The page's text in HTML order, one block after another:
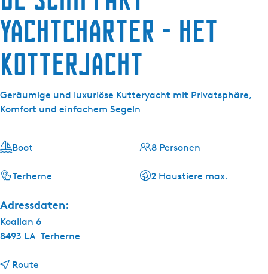
Yachtcharter - Het
Kotterjacht
Geräumige und luxuriöse Kutteryacht mit Privatsphäre,
Komfort und einfachem Segeln
Boot
Terherne
8 Personen
2 Haustiere max.
Adressdaten:
Koailan 6
8493 LA Terherne
Route